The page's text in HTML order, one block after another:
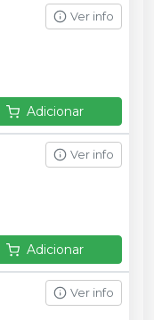
Ver info
Adicionar
Ver info
Adicionar
Ver info